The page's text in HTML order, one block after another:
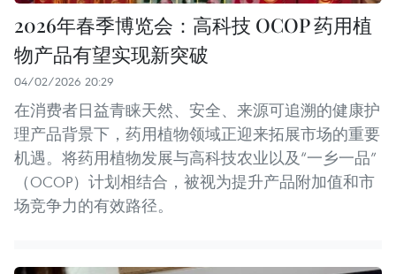
2026年春季博览会：高科技 OCOP 药用植
物产品有望实现新突破
04/02/2026 20:29
在消费者日益青睐天然、安全、来源可追溯的健康护
理产品背景下，药用植物领域正迎来拓展市场的重要
机遇。将药用植物发展与高科技农业以及“一乡一品”
（OCOP）计划相结合，被视为提升产品附加值和市
场竞争力的有效路径。